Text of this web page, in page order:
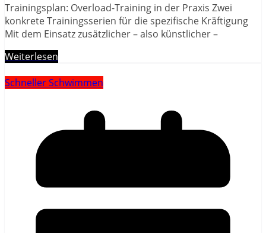
Trainingsplan: Overload-Training in der Praxis Zwei
konkrete Trainingsserien für die spezifische Kräftigung
Mit dem Einsatz zusätzlicher – also künstlicher –
Weiterlesen
Schneller Schwimmen